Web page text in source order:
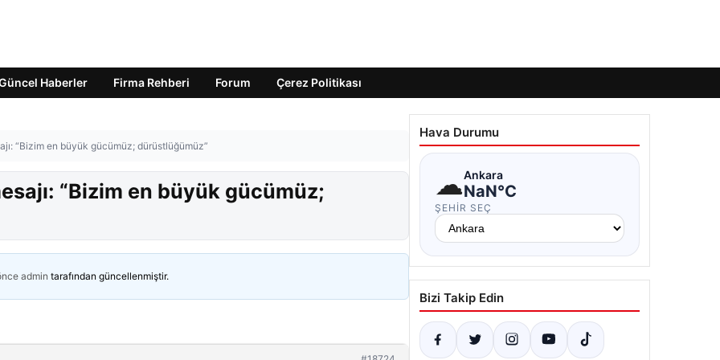
Haberler Firma Rehberi Forum Çerez Politikası
“Bizim en büyük gücümüz; dürüstlüğümüz”
“Bizim en büyük gücümüz;
admin tarafından güncellenmiştir.
Hava Durumu
☁Ankara
NaN°C
ŞEHIR SEÇ
Bizi Takip Edin